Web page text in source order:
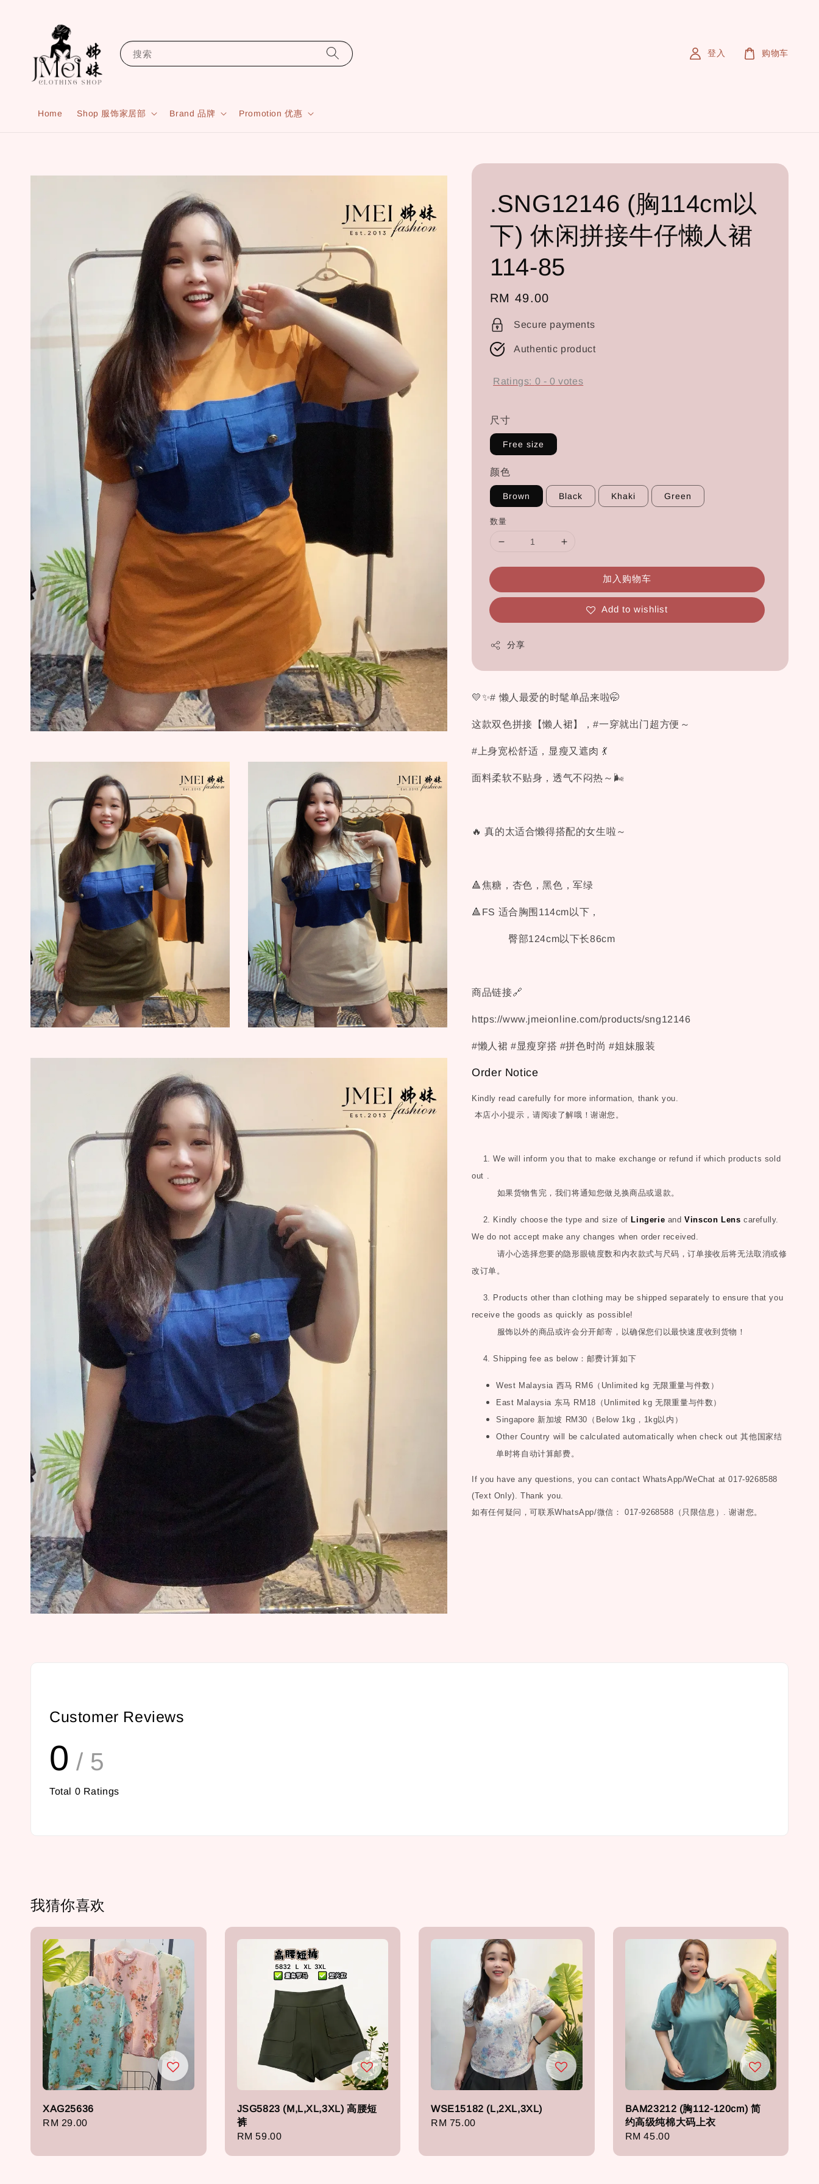
搜索
Home Shop 服饰家居部 Brand 品牌 Promotion 优惠
登入 购物车
.SNG12146 (胸114cm以
下) 休闲拼接牛仔懒人裙
114-85
Regular
price
RM 49.00
Secure payments
Authentic product
Ratings: 0 -0 votes
尺寸
Free size
颜色
Brown Black Khaki Green
数量
加入购物车
Add to wishlist
分享
💛✨# 懒人最爱的时髦单品来啦🤭
这款双色拼接【懒人裙】，#一穿就出门超方便～
#上身宽松舒适，显瘦又遮肉 💃
面料柔软不贴身，透气不闷热～🌬
🔥 真的太适合懒得搭配的女生啦～
🔺焦糖，杏色，黑色，军绿
🔺FS 适合胸围114cm以下，
臀部124cm以下长86cm
商品链接🔗
https://www.jmeionline.com/products/sng12146
#懒人裙 #显瘦穿搭 #拼色时尚 #姐妹服装
Order Notice
Kindly read carefully for more information, thank you.
本店小小提示，请阅读了解哦！谢谢您。
1. We will inform you that to make exchange or refund if which products sold
out .
如果货物售完，我们将通知您做兑换商品或退款。
2. Kindly choose the type and size of Lingerie andVinscon Lens carefully.
We do not accept make any changes when order received.
请小心选择您要的隐形眼镜度数和内衣款式与尺码，订单接收后将无法取消或修
改订单。
3. Products other than clothing may be shipped separately to ensure that you
receive the goods as quickly as possible!
服饰以外的商品或许会分开邮寄，以确保您们以最快速度收到货物！
4. Shipping fee as below ：邮费计算如下
West Malaysia 西马 RM6 （ Unlimited kg 无限重量与件数）
East Malaysia 东马 RM18 （ Unlimited kg无限重量与件数）
Singapore 新加坡 RM30 （ Below 1kg ， 1kg以内）
Other Country will be calculated automatically when check out其他国家结
单时将自动计算邮费。
If you have any questions, you can contact WhatsApp/WeChat at 017-9268588
(Text Only). Thank you.
如有任何疑问，可联系WhatsApp/微信： 017-9268588（只限信息）.谢谢您。
Customer Reviews
0 / 5
Total 0 Ratings
我猜你喜欢
XAG25636
Regular
RM 29.00
JSG5823 (M,L,XL,3XL) 高腰短
裤
Regular
RM 59.00
WSE15182 (L,2XL,3XL)
Regular
RM 75.00
BAM23212 (胸112-120cm) 简
约高级纯棉大码上衣
Regular
RM 45.00